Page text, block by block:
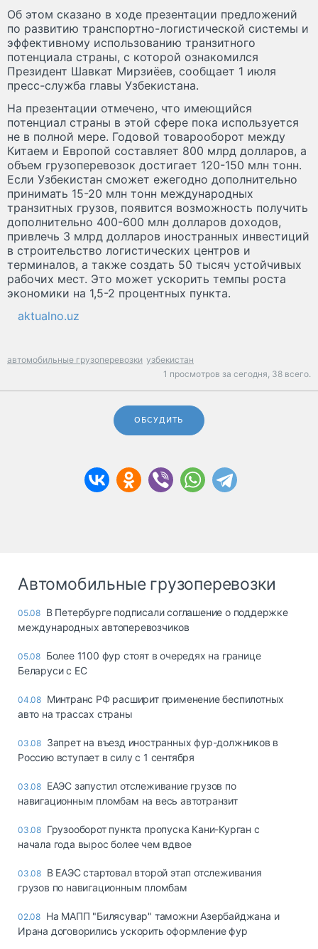
Об этом сказано в ходе презентации предложений
по развитию транспортно-логистической системы и
эффективному использованию транзитного
потенциала страны, с которой ознакомился
Президент Шавкат Мирзиёев, сообщает 1 июля
пресс-служба главы Узбекистана.
На презентации отмечено, что имеющийся
потенциал страны в этой сфере пока используется
не в полной мере. Годовой товарооборот между
Китаем и Европой составляет 800 млрд долларов, а
объем грузоперевозок достигает 120-150 млн тонн.
Если Узбекистан сможет ежегодно дополнительно
принимать 15-20 млн тонн международных
транзитных грузов, появится возможность получить
дополнительно 400-600 млн долларов доходов,
привлечь 3 млрд долларов иностранных инвестиций
в строительство логистических центров и
терминалов, а также создать 50 тысяч устойчивых
рабочих мест. Это может ускорить темпы роста
экономики на 1,5-2 процентных пункта.
aktualno.uz
автомобильные грузоперевозки узбекистан
1 просмотров за сегодня, 38 всего.
ОБСУДИТЬ
Автомобильные грузоперевозки
05.08 В Петербурге подписали соглашение о поддержке
международных автоперевозчиков
05.08 Более 1100 фур стоят в очередях на границе
Беларуси с ЕС
04.08 Минтранс РФ расширит применение беспилотных
авто на трассах страны
03.08 Запрет на въезд иностранных фур-должников в
Россию вступает в силу с 1 сентября
03.08 ЕАЭС запустил отслеживание грузов по
навигационным пломбам на весь автотранзит
03.08 Грузооборот пункта пропуска Кани-Курган с
начала года вырос более чем вдвое
03.08 В ЕАЭС стартовал второй этап отслеживания
грузов по навигационным пломбам
02.08 На МАПП "Билясувар" таможни Азербайджана и
Ирана договорились ускорить оформление фур